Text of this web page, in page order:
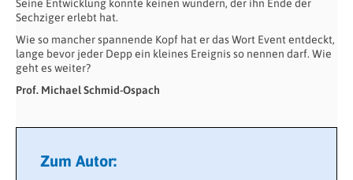
Seine Entwicklung konnte keinen wundern, der ihn Ende der
Sechziger erlebt hat.
Wie so mancher spannende Kopf hat er das Wort Event entdeckt,
lange bevor jeder Depp ein kleines Ereignis so nennen darf. Wie
geht es weiter?
Prof. Michael Schmid-Ospach
Zum Autor: